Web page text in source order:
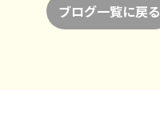
ブログ一覧に戻る